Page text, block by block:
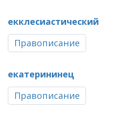
екклесиастический
Правописание
екатерининец
Правописание